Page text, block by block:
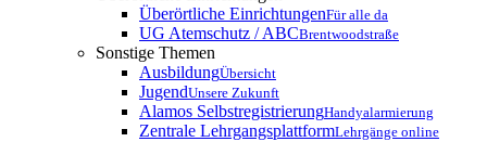
Überörtliche EinrichtungenFür alle da
UG Atemschutz / ABCBrentwoodstraße
Sonstige Themen
AusbildungÜbersicht
JugendUnsere Zukunft
Alamos SelbstregistrierungHandyalarmierung
Zentrale LehrgangsplattformLehrgänge online